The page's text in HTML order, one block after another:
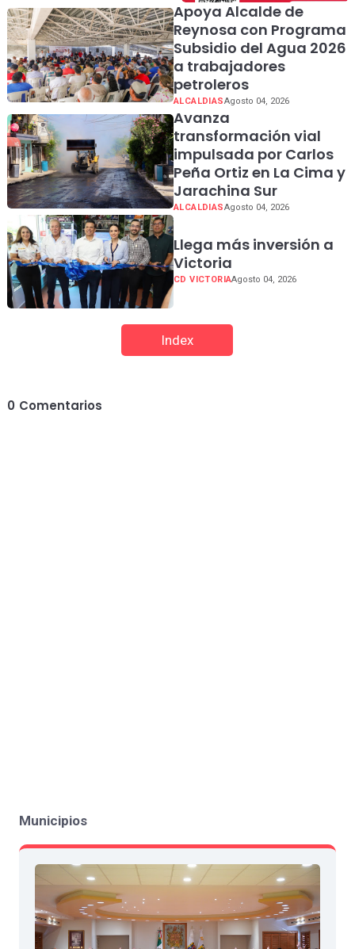
Apoya Alcalde de
Reynosa con Programa
Subsidio del Agua 2026
a trabajadores
petroleros
ALCALDIASAgosto 04, 2026
Avanza
transformación vial
impulsada por Carlos
Peña Ortiz en La Cima y
Jarachina Sur
ALCALDIASAgosto 04, 2026
Llega más inversión a
Victoria
CD VICTORIAAgosto 04, 2026
Index
0 Comentarios
Municipios